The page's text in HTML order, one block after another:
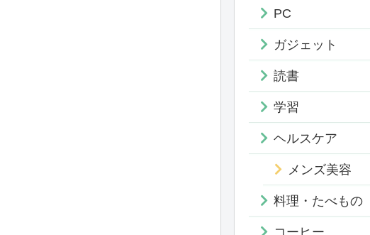
PC
ガジェット
読書
学習
ヘルスケア
メンズ美容
料理・たべもの
コーヒー